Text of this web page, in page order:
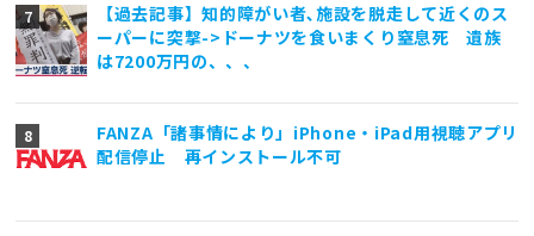
【過去記事】知的障がい者､施設を脱走して近くのス
ーパーに突撃->ドーナツを食いまくり窒息死 遺族
は7200万円の、、、
FANZA「諸事情により」iPhone・iPad用視聴アプリ
配信停止 再インストール不可